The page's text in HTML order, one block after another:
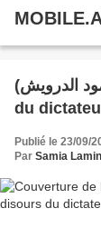
(خطاب الدكتاتور- (شعر محمود الدرويش// Le disours
du
Publié le 23/09/
Par Samia